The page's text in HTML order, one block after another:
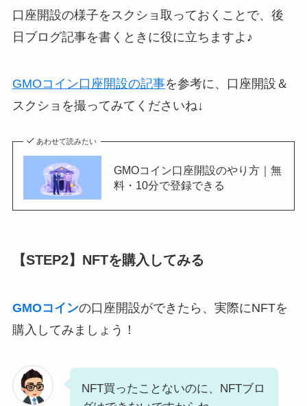
口座開設の様子をスクショ取っておくことで、後
日ブログ記事を書くときに役に立ちますよ♪
GMOコイン口座開設の記事を参考に、口座開設＆
スクショを撮ってみてくださいね↓
あわせて読みたい
GMOコイン口座開設のやり方｜無
料・10分で登録できる
【STEP2】NFTを購入してみる
GMOコインの口座開設ができたら、実際にNFTを
購入してみましょう！
NFT買ったことないのに、NFTブロ